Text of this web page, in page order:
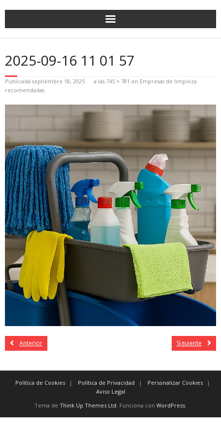
2025-09-16 11 01 57
Publicada septiembre 18, 2025 a las 745 × 781 en Empresas de limpieza
recomendadas
Anterior Siguiente
Política de Cookies Política de Privacidad
Personalizar Cookies
Aviso Legal
Tema de Think Up Themes Ltd . Funciona con WordPress